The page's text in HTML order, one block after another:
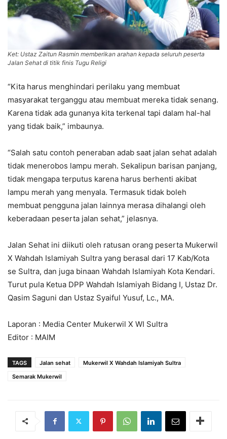
Ket: Ustaz Zaitun Rasmin memberikan arahan kepada seluruh peserta
Jalan Sehat di titik finis Tugu Religi
“Kita harus menghindari perilaku yang membuat
masyarakat terganggu atau membuat mereka tidak senang.
Karena tidak ada gunanya kita terkenal tapi dalam hal-hal
yang tidak baik,” imbaunya.
“Salah satu contoh peneraban adab saat jalan sehat adalah
tidak menerobos lampu merah. Sekalipun barisan panjang,
tidak mengapa terputus karena harus berhenti akibat
lampu merah yang menyala. Termasuk tidak boleh
membuat pengguna jalan lainnya merasa dihalangi oleh
keberadaan peserta jalan sehat,” jelasnya.
Jalan Sehat ini diikuti oleh ratusan orang peserta Mukerwil
X Wahdah Islamiyah Sultra yang berasal dari 17 Kab/Kota
se Sultra, dan juga binaan Wahdah Islamiyah Kota Kendari.
Turut pula Ketua DPP Wahdah Islamiyah Bidang I, Ustaz Dr.
Qasim Saguni dan Ustaz Syaiful Yusuf, Lc., MA.
Laporan : Media Center Mukerwil X WI Sultra
Editor : MAIM
TAGS Jalan sehat
Mukerwil X Wahdah Islamiyah Sultra
Semarak Mukerwil